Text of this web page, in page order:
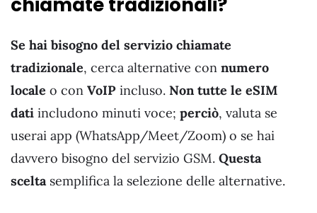
chiamate tradizionali?
Se hai bisogno del servizio chiamate
tradizionale, cerca alternative con numero
locale o con VoIP incluso. Non tutte le eSIM
dati includono minuti voce; perciò, valuta se
userai app (WhatsApp/Meet/Zoom) o se hai
davvero bisogno del servizio GSM. Questa
sceltasemplifica la selezione delle alternative.